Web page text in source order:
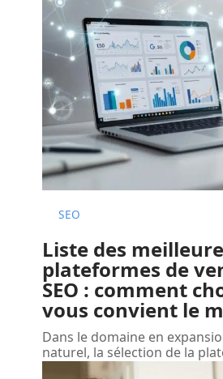
SEO
Liste des
plateformes de
SEO : comment
vous convient le
Dans le domaine en
naturel, la sélection de la